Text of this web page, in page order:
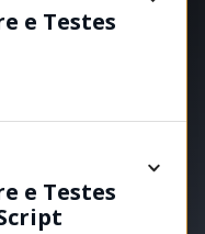
e Testes
e Testes